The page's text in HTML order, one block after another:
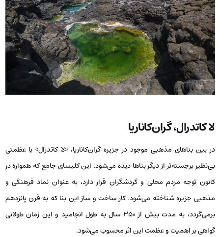
لا کاتدرال، گران‌کاناریا
در بین بناهای مذهبی موجود در جزیره گران‌کاناریا، «لا کاتدرال» با عظمتی
بی‌نظیر برجسته‌تر از دیگر بناها دیده می‌شود. این کلیسای جامع که همواره در
کانون توجه مردم محلی و گردشگران قرار دارد، به عنوان نماد فرهنگی و
مذهبی جزیره شناخته می‌شود. کار ساخت و ساز این بنا که به قرن پانزدهم
برمی‌گردد، به مدت بیش از ۳۵۰ سال به طول انجامید و این زمان طولانی
گواهی بر اهمیت و عظمت این اثر محسوب می‌شود.